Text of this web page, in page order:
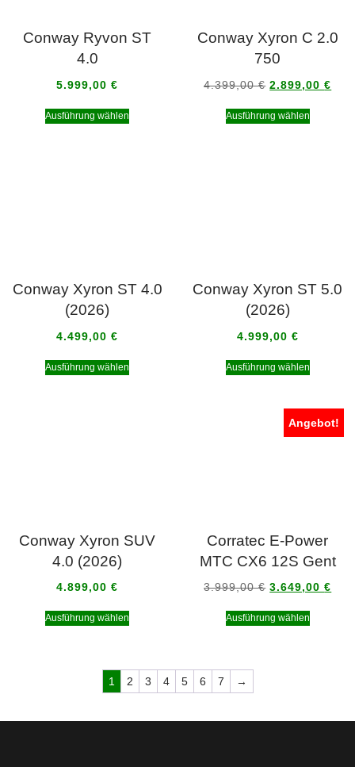
Conway Ryvon ST
4.0
5.999,00€
Ausführung wählen
Conway Xyron C 2.0
750
4.399,00€ 2.899,00€
Ausführung wählen
Conway Xyron ST 4.0
(2026)
4.499,00€
Ausführung wählen
Conway Xyron ST 5.0
(2026)
4.999,00 €
Ausführung wählen
Conway Xyron SUV
4.0 (2026)
4.899,00€
Ausführung wählen
Angebot!
Corratec E-Power
MTC CX6 12S Gent
3.999,00€ 3.649,00€
Ausführung wählen
1 2 3 4 5 6 7 →